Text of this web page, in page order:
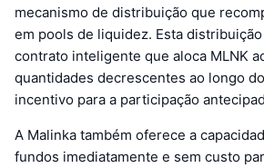
mecanismo de distribuição que
em pools de liquidez. Esta
contrato inteligente que aloca MLNK
quantidades decrescentes ao longo
incentivo para a participação
A Malinka também oferece a
fundos imediatamente e sem custo